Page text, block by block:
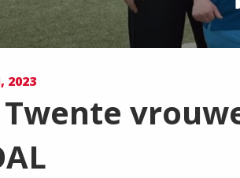
2023
Twente